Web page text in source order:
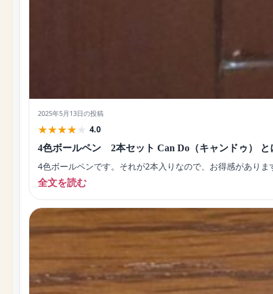
2025年5月13日の投稿
★★★★★ 4.0
4色ボールペン 2本セット Can Do（キャンドゥ）
4色ボールペンです。それが2本入りなので、お得感があり
全文を読む